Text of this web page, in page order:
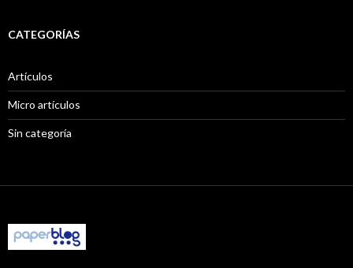
CATEGORÍAS
Artículos
Micro artículos
Sin categoría